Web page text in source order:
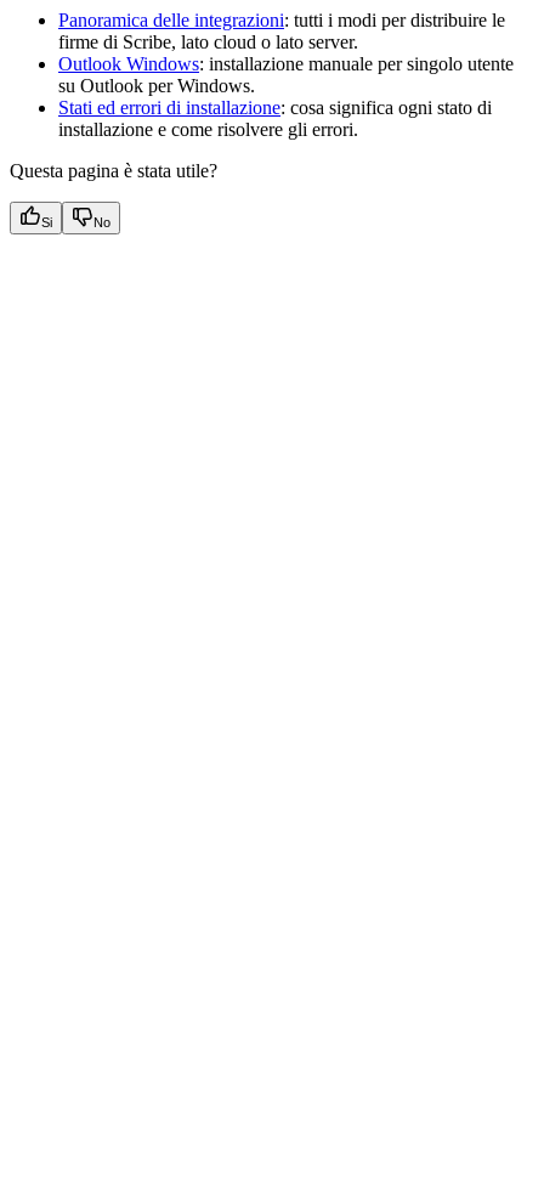
Panoramica delle integrazioni: tutti i modi per distribuire le
firme di Scribe, lato cloud o lato server.
Outlook Windows: installazione manuale per singolo utente
su Outlook per Windows.
Stati ed errori di installazione: cosa significa ogni stato di
installazione e come risolvere gli errori.
Questa pagina è stata utile?
Si No